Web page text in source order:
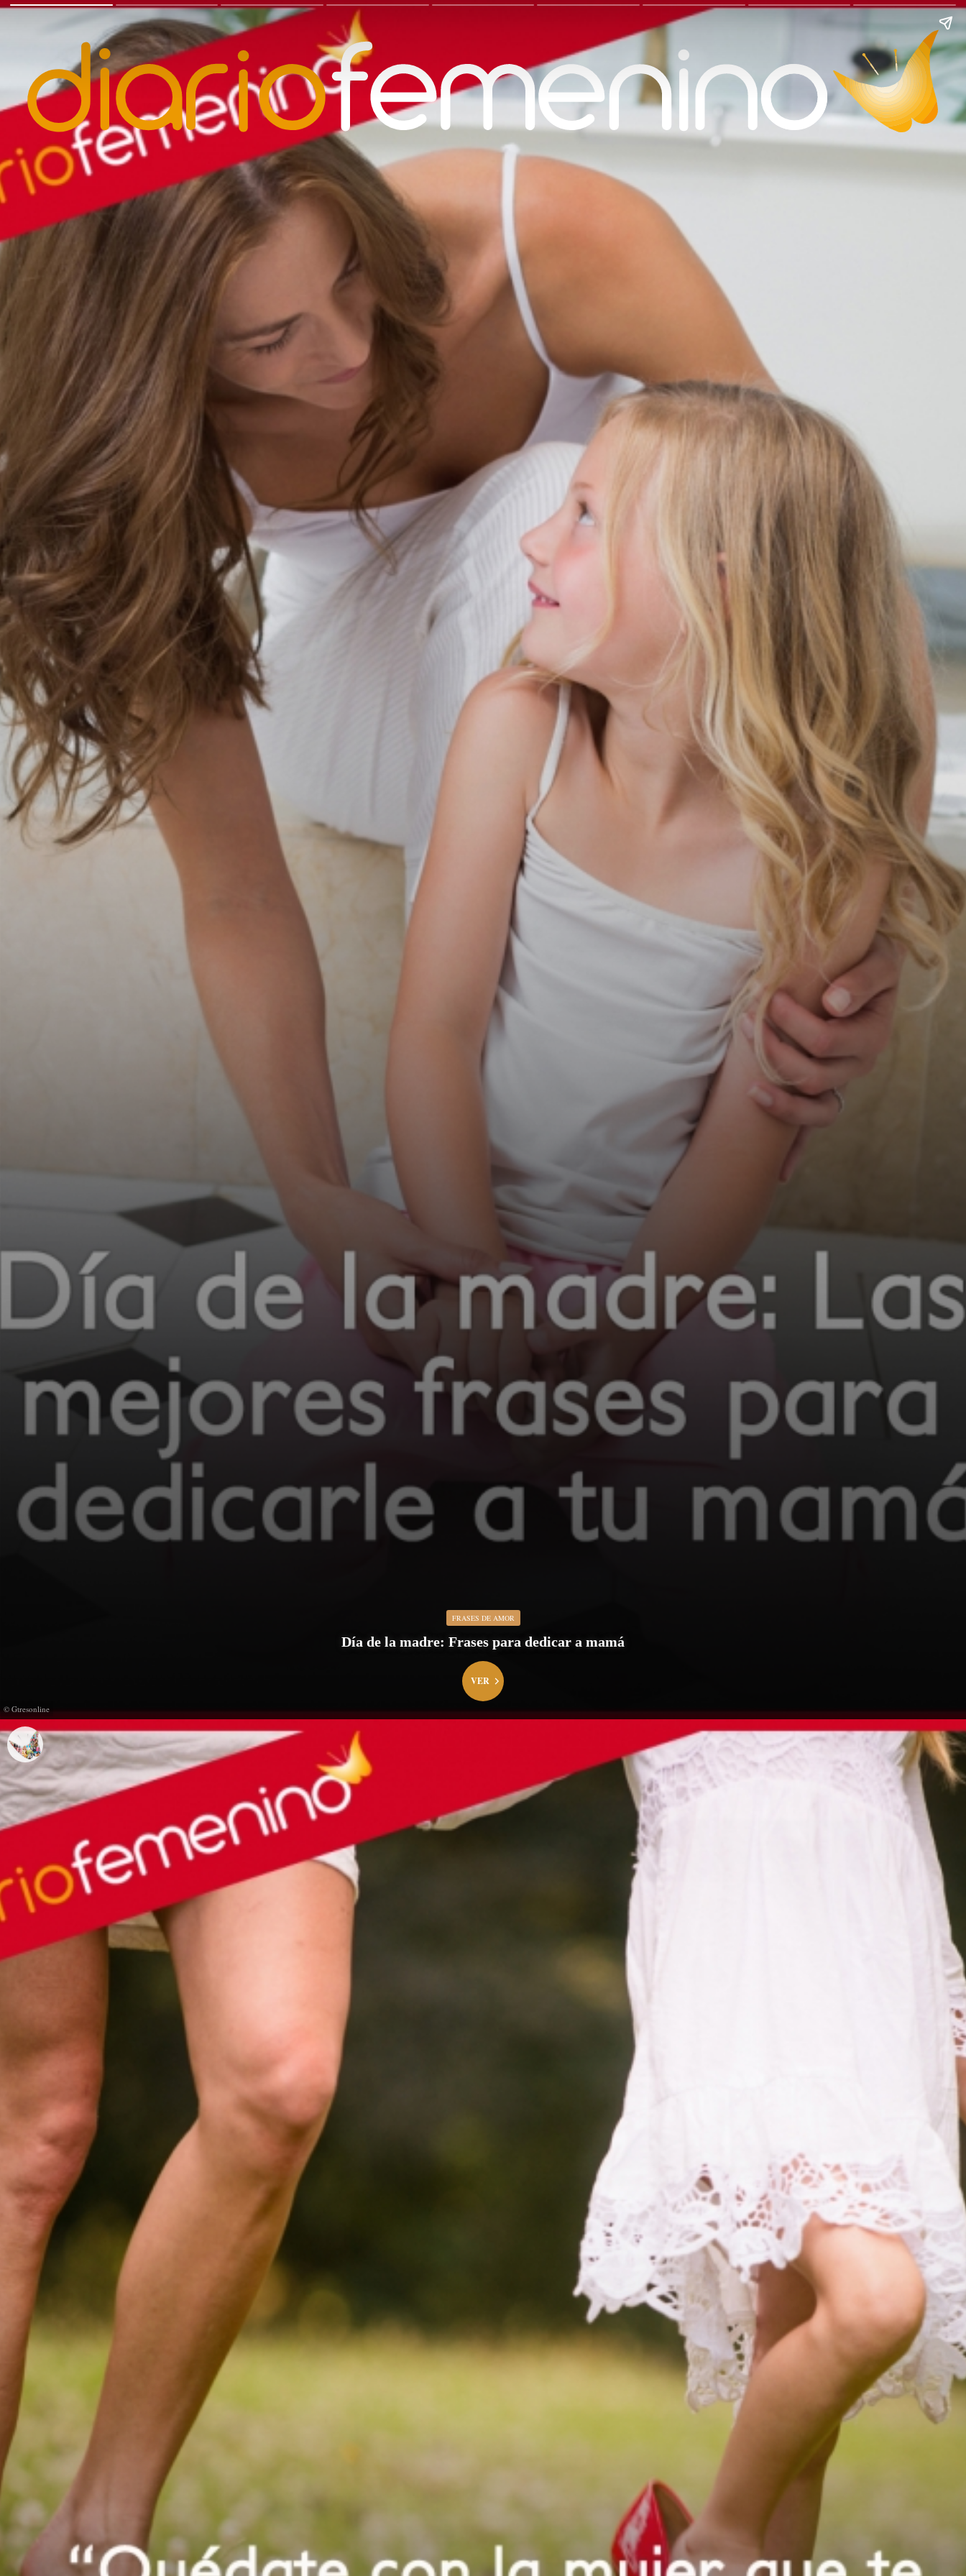
FRASES DE AMOR
Día de la madre: Frases para dedicar a mamá
VER
© Gtresonline